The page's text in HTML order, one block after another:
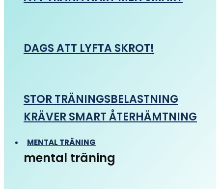
DAGS ATT LYFTA SKROT!
STOR TRÄNINGSBELASTNING
KRÄVER SMART ÅTERHÄMTNING
MENTAL TRÄNING
mental träning